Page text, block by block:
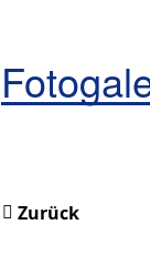
Zurück